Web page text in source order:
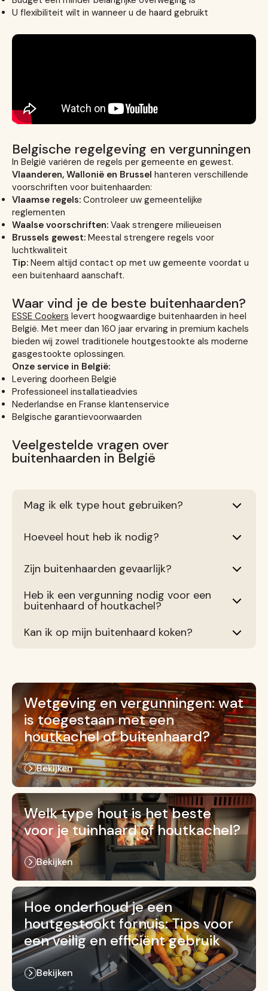
U flexibiliteit wilt in wanneer u de haard gebruikt
Belgische regelgeving en vergunningen
In België variëren de regels per gemeente en gewest.
Vlaanderen, Wallonië en Brussel hanteren verschillende
voorschriften voor buitenhaarden:
Vlaamse regels: Controleer uw gemeentelijke
reglementen
Waalse voorschriften: Vaak strengere milieueisen
Brussels gewest: Meestal strengere regels voor
luchtkwaliteit
Tip: Neem altijd contact op met uw gemeente voordat u
een buitenhaard aanschaft.
Waar vind je de beste buitenhaarden?
ESSE Cookers levert hoogwaardige buitenhaarden in heel
België. Met meer dan 160 jaar ervaring in premium kachels
bieden wij zowel traditionele houtgestookte als moderne
gasgestookte oplossingen.
Onze service in België:
Levering doorheen België
Professioneel installatieadvies
Nederlandse en Franse klantenservice
Belgische garantievoorwaarden
Veelgestelde vragen over
buitenhaarden in België
Mag ik elk type hout gebruiken?
Hoeveel hout heb ik nodig?
Zijn buitenhaarden gevaarlijk?
Heb ik een vergunning nodig voor een
buitenhaard of houtkachel?
Kan ik op mijn buitenhaard koken?
Wetgeving en vergunningen: wat
is toegestaan met een
houtkachel of buitenhaard?
Bekijken
Welk type hout is het beste
voor je tuinhaard of houtkachel?
Bekijken
Hoe onderhoud je een
houtgestookt fornuis: Tips voor
een veilig en efficiënt gebruik
Bekijken